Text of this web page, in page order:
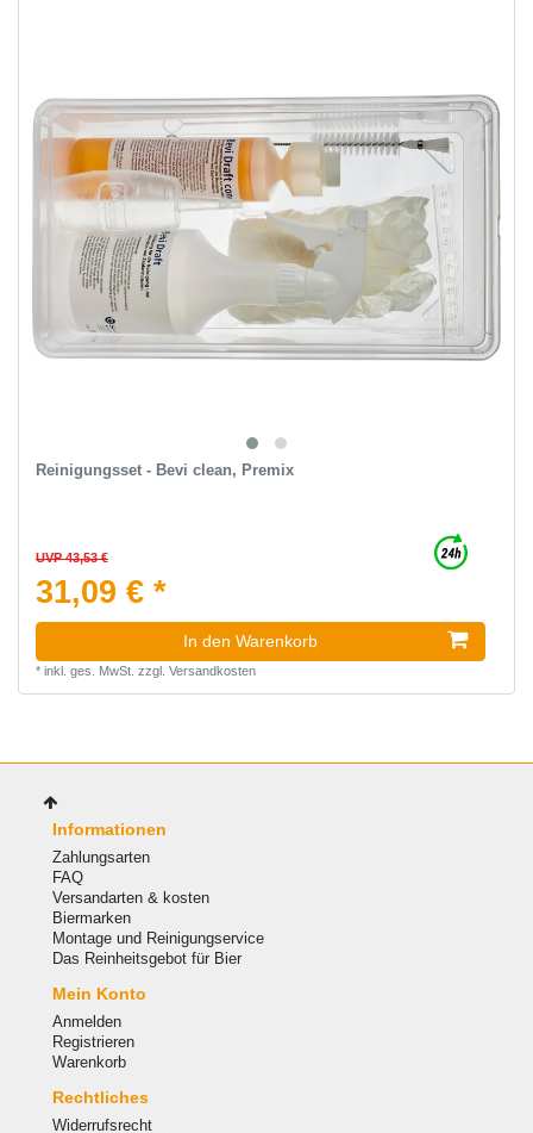
Reinigungsset - Bevi clean, Premix
UVP 43,53 €
31,09 € *
In den Warenkorb
* inkl. ges. MwSt. zzgl. Versandkosten
Informationen
Zahlungsarten
FAQ
Versandarten & kosten
Biermarken
Montage und Reinigungservice
Das Reinheitsgebot für Bier
Mein Konto
Anmelden
Registrieren
Warenkorb
Rechtliches
Widerrufsrecht